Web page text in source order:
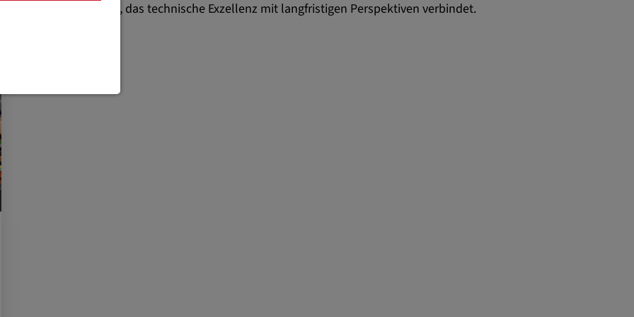
eines Unternehmens, das technische Exzellenz mit langfristigen Perspektiven verbindet.
erforderlich.